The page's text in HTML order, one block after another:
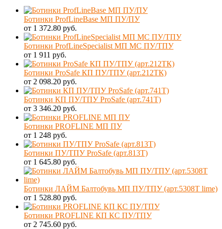
Ботинки ProfLineBase МП ПУ/ПУ
от 1 372.80 руб.
Ботинки ProfLineSpecialist МП МС ПУ/ТПУ
от 1 911 руб.
Ботинки ProSafe КП ПУ/ТПУ (арт.212ТК)
от 2 098.20 руб.
Ботинки КП ПУ/ТПУ ProSafe (арт.741Т)
от 3 346.20 руб.
Ботинки PROFLINE МП ПУ
от 1 248 руб.
Ботинки ПУ/ТПУ ProSafe (арт.813Т)
от 1 645.80 руб.
Ботинки ЛАЙМ Балтобувь МП ПУ/ТПУ (арт.5308Т lime)
от 1 528.80 руб.
Ботинки PROFLINE КП КС ПУ/ТПУ
от 2 745.60 руб.